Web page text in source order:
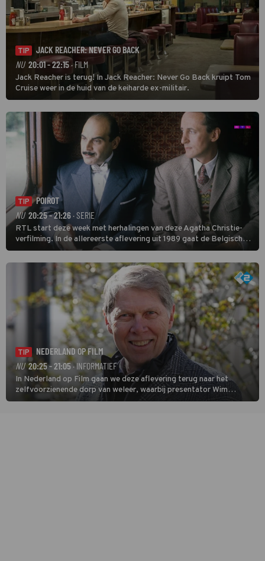
TIP
JACK REACHER: NEVER GO BACK
NU 20:01 - 22:15· FILM
Jack Reacher is terug! In Jack Reacher: Never Go Back kruipt Tom
Cruise weer in de huid van de keiharde ex-militair.
TIP
POIROT
NU 20:25 - 21:26 · SERIE
RTL start deze week met herhalingen van deze Agatha Christie-
verfilming. In de allereerste aflevering uit 1989 gaat de Belgische
speurder op zoek naar een vermiste kok. Poirot raakt al snel
verwikkeld in een moordzaak. (HH)
TIP
NEDERLAND OP FILM
NU 20:25 - 21:05· INFORMATIEF
In Nederland op Film gaan we deze aflevering terug naar het
zelfvoorzienende dorp van weleer, waarbij presentator Wim
Daniëls de kijkers meeneemt op reis door de tijd aan de hand van